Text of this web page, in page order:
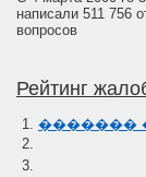
написали 511 756
вопросов
Рейтинг
�������